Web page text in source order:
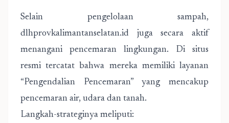
Selain pengelolaan sampah,
dlhprovkalimantanselatan.id juga secara aktif
menangani pencemaran lingkungan. Di situs
resmi tercatat bahwa mereka memiliki layanan
“Pengendalian Pencemaran” yang mencakup
pencemaran air, udara dan tanah.
Langkah-strateginya meliputi: